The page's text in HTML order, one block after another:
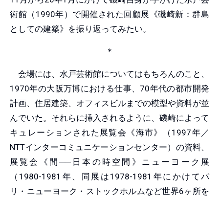
術館（1990年）で開催された回顧展《磯崎新：群島
としての建築》を振り返ってみたい。
＊
会場には、水戸芸術館についてはもちろんのこと、
1970年の大阪万博における仕事、70年代の都市開発
計画、住居建築、オフィスビルまでの模型や資料が並
んでいた。それらに挿入されるように、磯崎によって
キュレーションされた展覧会《海市》（1997年／
NTTインターコミュニケーションセンター）の資料、
展覧会《間──日本の時空間》ニューヨーク展
（1980-1981年、同展は1978-1981年にかけてパ
リ・ニューヨーク・ストックホルムなど世界6ヶ所を